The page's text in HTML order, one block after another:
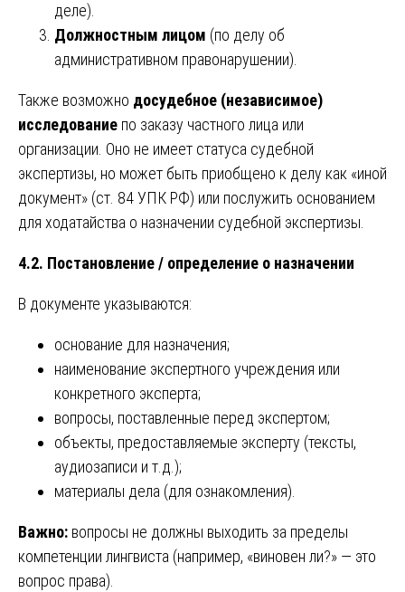
деле).
Должностным лицом (по делу об
административном правонарушении).
Также возможно досудебное (независимое)
исследование по заказу частного лица или
организации. Оно не имеет статуса судебной
экспертизы, но может быть приобщено к делу как «иной
документ» (ст. 84 УПК РФ) или послужить основанием
для ходатайства о назначении судебной экспертизы.
4.2. Постановление / определение о назначении
В документе указываются:
основание для назначения;
наименование экспертного учреждения или
конкретного эксперта;
вопросы, поставленные перед экспертом;
объекты, предоставляемые эксперту (тексты,
аудиозаписи и т.д.);
материалы дела (для ознакомления).
Важно: вопросы не должны выходить за пределы
компетенции лингвиста (например, «виновен ли?» — это
вопрос права).